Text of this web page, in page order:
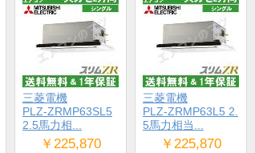
三菱電機
PLZ-ZRMP63SL5
2.5馬力相...
￥225,870
三菱電機
PLZ-ZRMP63L5 2.
5馬力相当...
￥225,870